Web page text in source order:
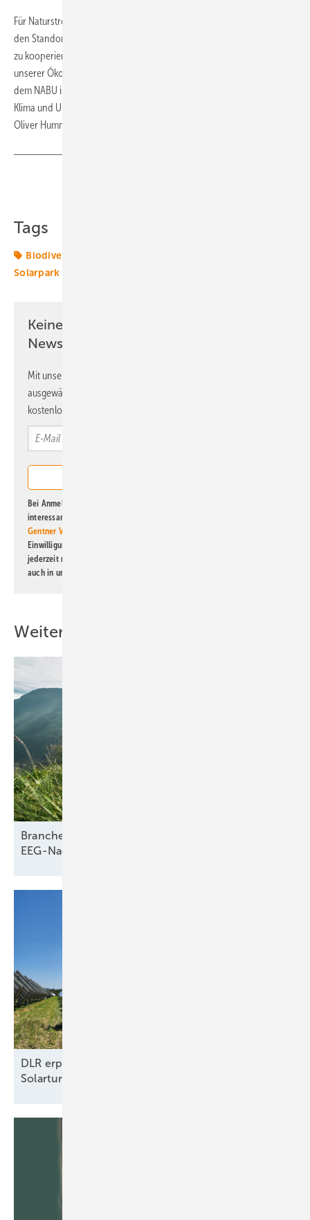
Für Naturstrom ist das Projekt ein Ansatz, besser und dauerhaft mit
den Standortgemeinden von Solarparks und den Menschen vor Ort
zu kooperieren. „Auch deswegen ist uns die Naturverträglichkeit
unserer Ökostromanlagen wichtig. Die langfristige Kooperation mit
dem NABU ist für uns die ideale Gelegenheit mit Profis das Beste für
Klima und Umwelt aus unseren Solarparks herauszuholen“, betont
Oliver Hummel. (su)
Tags
Biodiversität
Solarpark
Keine Zeit? Kein Problem mit dem ERE
Newsletter!
Mit unserem Newsletter erhalten Sie regelmäßig von uns
ausgewählte Informationen und Neuigkeiten, gebündelt und
kostenlos direkt ins Postfach.
Bei Anmeldung zu diesem Newsletter bin ich damit einverstanden, über
interessante Verlags- und Online-Angebote
Gentner Verlag GmbH & Co. KG
Einwilligung kann ich jederzeit widerrufen und eine Abmeldung ist
jederzeit möglich. Informationen zum Umgang mit Daten finden Sie
auch in unserer
Weitere Inhalte
Branche braucht Klarheit über
EEG-Nachfolgegesetz
DLR erprobt Konzept für autonomen Betrieb von
Solarturmkraftwerken